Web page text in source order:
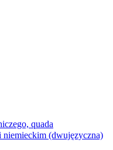
quada
(dwujęzyczna)